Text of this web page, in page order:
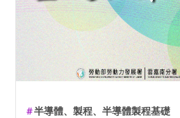
半導體、製程、半導體製程基礎